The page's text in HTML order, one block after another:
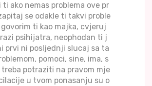
ti ako nemas problema ove pr
se odakle ti takvi proble
govorim ti kao majka, cvjeruj
psihijatra, neophodan ti j
prvi ni posljednji slucaj sa ta
pomoci, sine, ima, s
treba potraziti na pravom mje
u tvom ponasanju su o